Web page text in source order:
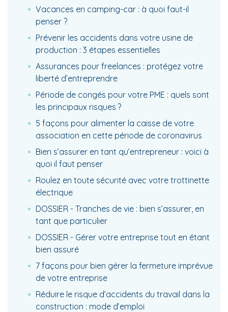
Vacances en camping-car : à quoi faut-il
penser ?
Prévenir les accidents dans votre usine de
production : 3 étapes essentielles
Assurances pour freelances : protégez votre
liberté d’entreprendre
Période de congés pour votre PME : quels sont
les principaux risques ?
5 façons pour alimenter la caisse de votre
association en cette période de coronavirus
Bien s’assurer en tant qu’entrepreneur : voici à
quoi il faut penser
Roulez en toute sécurité avec votre trottinette
électrique
DOSSIER - Tranches de vie : bien s’assurer, en
tant que particulier
DOSSIER - Gérer votre entreprise tout en étant
bien assuré
7 façons pour bien gérer la fermeture imprévue
de votre entreprise
Réduire le risque d’accidents du travail dans la
construction : mode d’emploi